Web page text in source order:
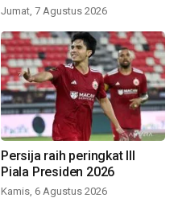
Jumat, 7 Agustus 2026
Persija raih peringkat III
Piala Presiden 2026
Kamis, 6 Agustus 2026